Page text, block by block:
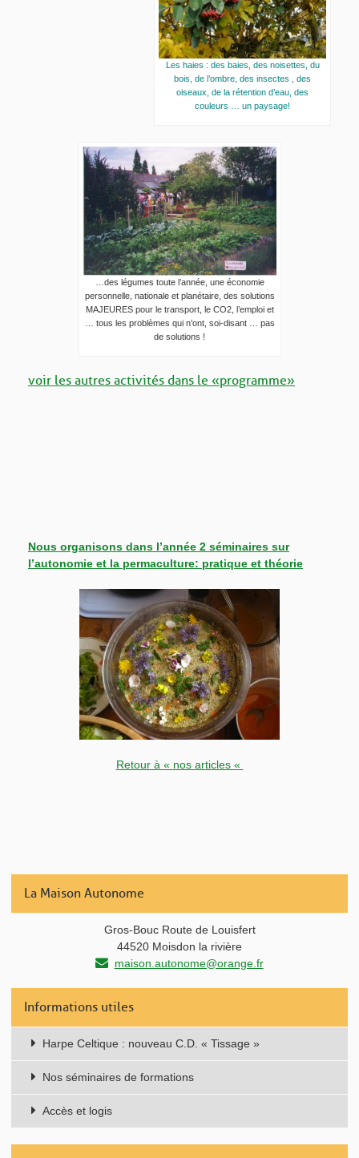
Les haies : des baies, des noisettes, du
bois, de l’ombre, des insectes , des
oiseaux, de la rétention d’eau, des
couleurs … un paysage!
…des légumes toute l’année, une économie
personnelle, nationale et planétaire, des solutions
MAJEURES pour le transport, le CO2, l’emploi et
… tous les problèmes qui n’ont, soi-disant … pas
de solutions !
voir les autres activités dans le « programme »
Nous organisons dans l’année 2 séminaires sur
l’autonomie et la permaculture: pratique et théorie
Retour à « nos articles «
La Maison Autonome
Gros-Bouc Route de Louisfert
44520 Moisdon la rivière
maison.autonome@orange.fr
Informations utiles
Harpe Celtique : nouveau C.D. « Tissage »
Nos séminaires de formations
Accès et logis